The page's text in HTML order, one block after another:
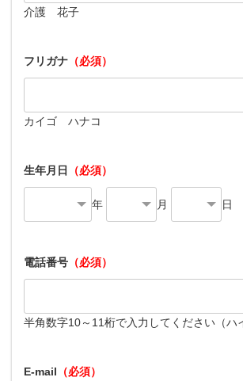
介護 花子
フリガナ （必須）
カイゴ ハナコ
生年月日 （必須）
年 月 日
電話番号 （必須）
半角数字10～11桁で入力してください（ハ
E-mail （必須）